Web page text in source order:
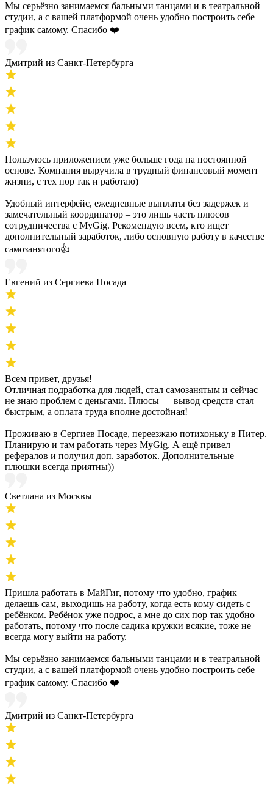
Мы серьёзно занимаемся бальными танцами и в театральной
студии, а с вашей платформой очень удобно построить себе
график самому. Спасибо ❤️
Дмитрий из Санкт-Петербурга
Пользуюсь приложением уже больше года на постоянной
основе. Компания выручила в трудный финансовый момент
жизни, с тех пор так и работаю)
Удобный интерфейс, ежедневные выплаты без задержек и
замечательный координатор – это лишь часть плюсов
сотрудничества с MyGig. Рекомендую всем, кто ищет
дополнительный заработок, либо основную работу в качестве
самозанятого👍
Евгений из Сергиева Посада
Всем привет, друзья!
Отличная подработка для людей, стал самозанятым и сейчас
не знаю проблем с деньгами. Плюсы — вывод средств стал
быстрым, а оплата труда вполне достойная!
Проживаю в Сергиев Посаде, переезжаю потихоньку в Питер.
Планирую и там работать через MyGig. А ещё привел
рефералов и получил доп. заработок. Дополнительные
плюшки всегда приятны))
Светлана из Москвы
Пришла работать в МайГиг, потому что удобно, график
делаешь сам, выходишь на работу, когда есть кому сидеть с
ребёнком. Ребёнок уже подрос, а мне до сих пор так удобно
работать, потому что после садика кружки всякие, тоже не
всегда могу выйти на работу.
Мы серьёзно занимаемся бальными танцами и в театральной
студии, а с вашей платформой очень удобно построить себе
график самому. Спасибо ❤️
Дмитрий из Санкт-Петербурга